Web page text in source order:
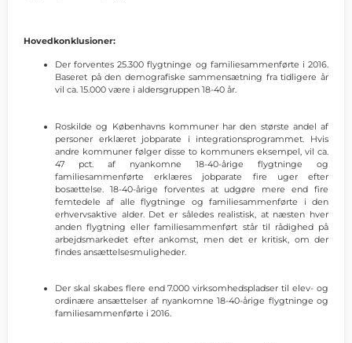
Hovedkonklusioner:
Der forventes 25.300 flygtninge og familiesammenførte i 2016.
Baseret på den demografiske sammensætning fra tidligere år
vil ca. 15.000 være i aldersgruppen 18-40 år.
Roskilde og Københavns kommuner har den største andel af
personer erklæret jobparate i integrationsprogrammet. Hvis
andre kommuner følger disse to kommuners eksempel, vil ca.
47 pct. af nyankomne 18-40-årige flygtninge og
familiesammenførte erklæres jobparate fire uger efter
bosættelse. 18-40-årige forventes at udgøre mere end fire
femtedele af alle flygtninge og familiesammenførte i den
erhvervsaktive alder. Det er således realistisk, at næsten hver
anden flygtning eller familiesammenført står til rådighed på
arbejdsmarkedet efter ankomst, men det er kritisk, om der
findes ansættelsesmuligheder.
Der skal skabes flere end 7.000 virksomhedspladser til elev- og
ordinære ansættelser af nyankomne 18-40-årige flygtninge og
familiesammenførte i 2016.